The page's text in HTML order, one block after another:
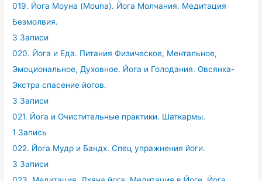
019. Йога Моуна (Mouna). Йога Молчания. Медитация
Безмолвия.
3 Записи
020. Йога и Еда. Питания Физическое, Ментальное,
Эмоциональное, Духовное. Йога и Голодания. Овсянка-
Экстра спасение йогов.
3 Записи
021. Йога и Очистительные практики. Шаткармы.
1 Запись
022. Йога Мудр и Бандх. Спец упражнения йоги.
3 Записи